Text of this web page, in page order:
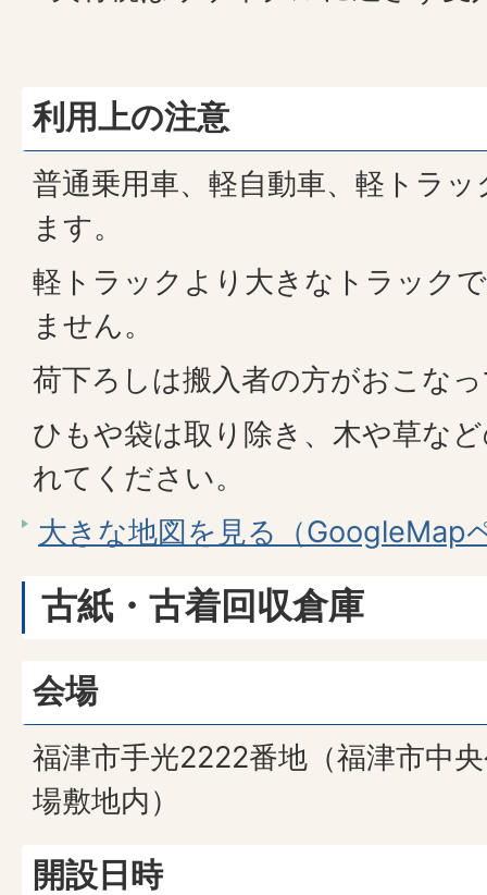
利用上の注意
普通乗用車、軽自動車、軽トラ
ます。
軽トラックより大きなトラック
ません。
荷下ろしは搬入者の方がおこな
ひもや袋は取り除き、木や草な
れてください。
大きな地図を見る（GoogleMap
古紙・古着回収倉庫
会場
福津市手光2222番地（福津市中
場敷地内）
開設日時